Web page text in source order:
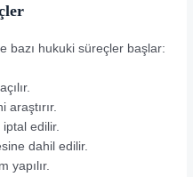
bazı hukuki süreçler başlar:
edilir.
dahil edilir.
yapılır.